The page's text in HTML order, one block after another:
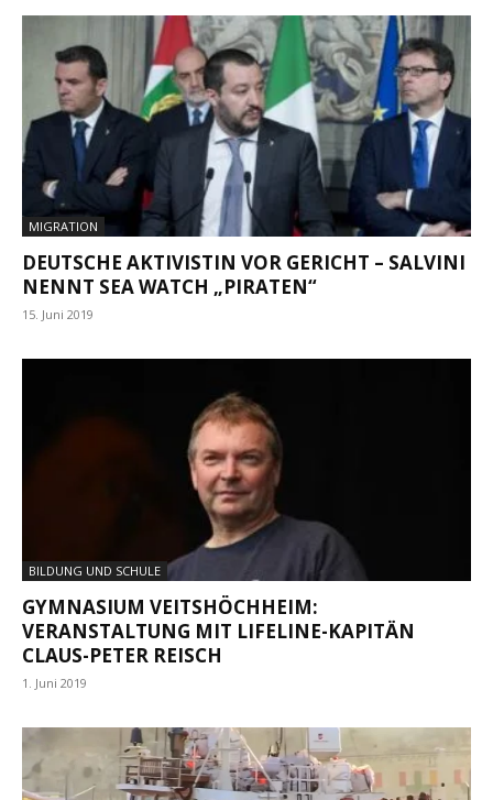
MIGRATION
DEUTSCHE AKTIVISTIN VOR GERICHT – SALVINI
NENNT SEA WATCH „PIRATEN“
15. Juni 2019
BILDUNG UND SCHULE
GYMNASIUM VEITSHÖCHHEIM:
VERANSTALTUNG MIT LIFELINE-KAPITÄN
CLAUS-PETER REISCH
1. Juni 2019